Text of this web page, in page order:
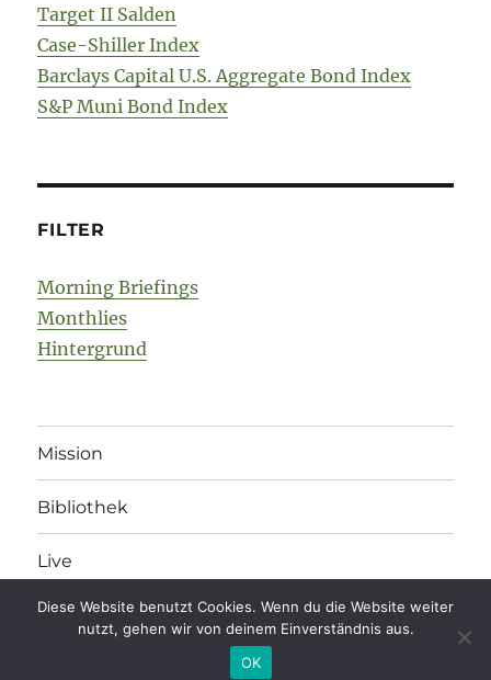
Target II Salden
Case-Shiller Index
Barclays Capital U.S. Aggregate Bond Index
S&P Muni Bond Index
FILTER
Morning Briefings
Monthlies
Hintergrund
Mission
Bibliothek
Live
legonomics Impressum/Datenschutz/
Diese Website benutzt Cookies. Wenn du die Website weiter
nutzt, gehen wir von deinem Einverständnis aus.
OK